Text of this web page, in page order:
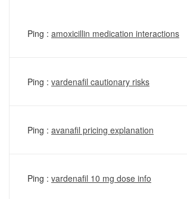
Ping : amoxicillin medication interactions
Ping : vardenafil cautionary risks
Ping : avanafil pricing explanation
Ping : vardenafil 10 mg dose info